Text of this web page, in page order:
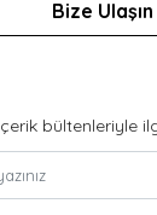
Bize Ulaşın
bültenleriyle